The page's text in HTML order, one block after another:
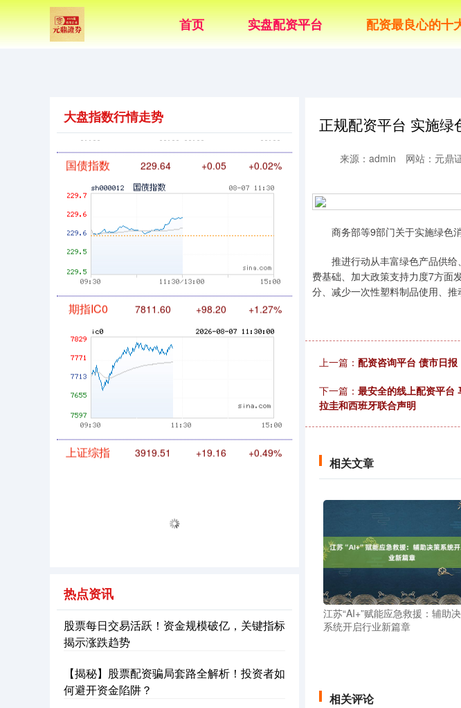
首页 实盘配资平台 配资最良心的十
正规配资平台 实施
来源：admin 网站：元鼎
商务部等9部门关于实施绿色消
推进行动从丰富绿色产品供给
费基础、加大政策支持力度7方面
分、减少一次性塑料制品使用、
上一篇： 配资咨询平台 债市日报
下一篇： 最安全的线上配资平台
拉圭和西班牙联合声明
相关文章
江苏“AI+”赋能应急救援：辅助
系统开启行业新篇章
相关评论
大盘指数行情走势
基金指数 7236.70 +6.90 +0.10%
国债指数 229.64 +0.02%
期指IC0 +98.20 +1.27%
深证成指 14295.08 +184.96 +1.31%
热点资讯
股票每日交易活跃！资金规模破亿，关键指标
揭示涨跌趋势
【揭秘】股票配资骗局套路全解析！投资者如
何避开资金陷阱？